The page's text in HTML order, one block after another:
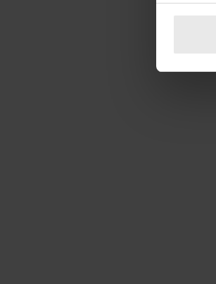
We
media,